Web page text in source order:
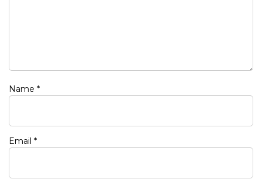
Name *
Email *